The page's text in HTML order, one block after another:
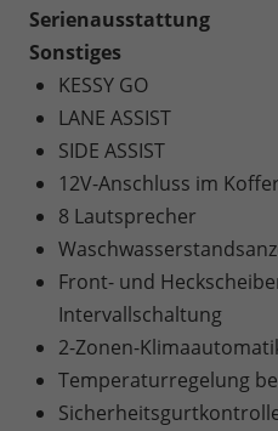
Serienausstattung
Sonstiges
KESSY GO
LANE ASSIST
SIDE ASSIST
12V-Anschluss im
8 Lautsprecher
Front- und
Intervallschaltung
2-Zonen-
Temperaturregelung